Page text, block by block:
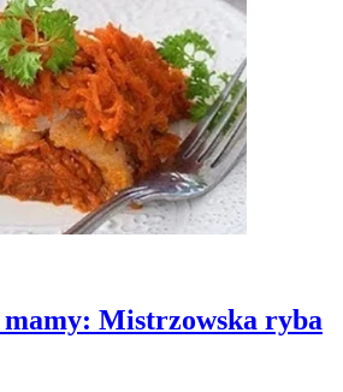
Mistrzowska ryba